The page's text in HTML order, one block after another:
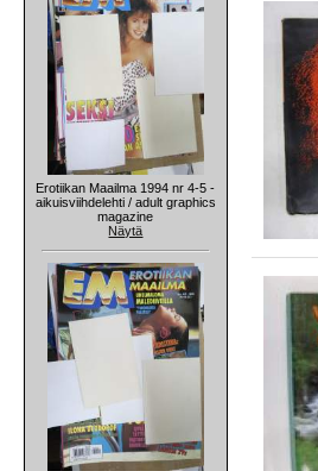
Erotiikan Maailma 1994 nr 4-5 -
aikuisviihdelehti / adult graphics
magazine
Näytä